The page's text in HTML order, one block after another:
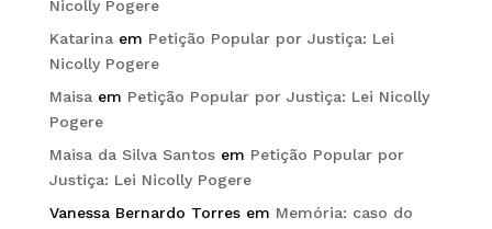
Nicolly Pogere
Katarinaem Petição Popular por Justiça: Lei
Nicolly Pogere
Maisaem Petição Popular por Justiça: Lei Nicolly
Pogere
Maisa da Silva Santosem Petição Popular por
Justiça: Lei Nicolly Pogere
Vanessa Bernardo Torresem Memória: caso do